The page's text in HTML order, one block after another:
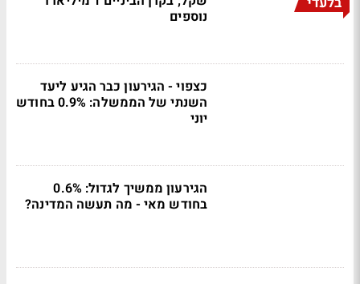
נוספים
כצפוי - הגירעון כבר הגיע ליעד
השנתי של הממשלה: 0.9% בחודש
יוני
הגירעון ממשיך לגדול: 0.6%
בחודש מאי - מה תעשה המדינה?